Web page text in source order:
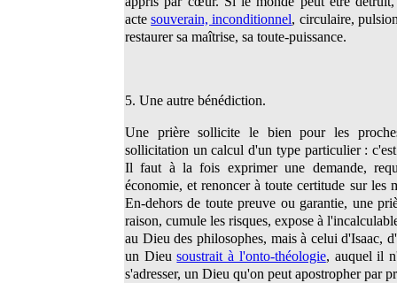
actesouverain, inconditionnel, circulaire,
restaurer sa maîtrise, sa toute-puissance.
5. Une autre bénédiction.
Une prière sollicite le bien pour les
sollicitation un calcul d'un type particulier :
Il faut à la fois exprimer une demande,
économie, et renoncer à toute certitude sur les
En-dehors de toute preuve ou garantie, une
raison, cumule les risques, expose à
au Dieu des philosophes, mais à celui d'Isaac,
un Dieusoustrait à l'onto-théologie, auquel il
s'adresser, un Dieu qu'on peut apostropher par